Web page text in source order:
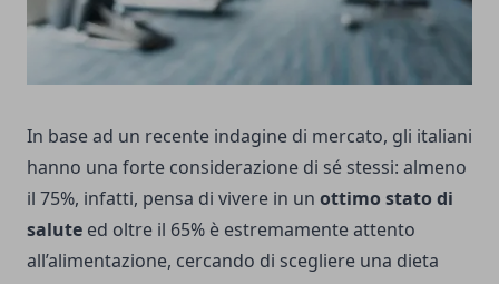
In base ad un recente indagine di mercato, gli italiani
hanno una forte considerazione di sé stessi: almeno
il 75%, infatti, pensa di vivere in un ottimo stato di
salute ed oltre il 65% è estremamente attento
all’alimentazione, cercando di scegliere una dieta